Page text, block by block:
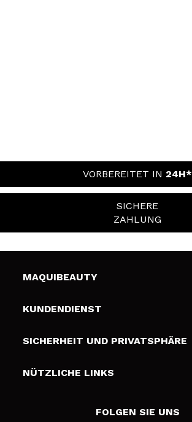
VORBEREITET IN 24H*
SICHERE
ZAHLUNG
MAQUIBEAUTY
Über uns
Geschenkkarten
KUNDENDIENST
Liefer- und Versandkosten
Zahlung
SICHERHEIT UND PRIVATSPHÄRE
Bedingungen und Datenschutz
NÜTZLICHE LINKS
FOLGEN SIE UNS